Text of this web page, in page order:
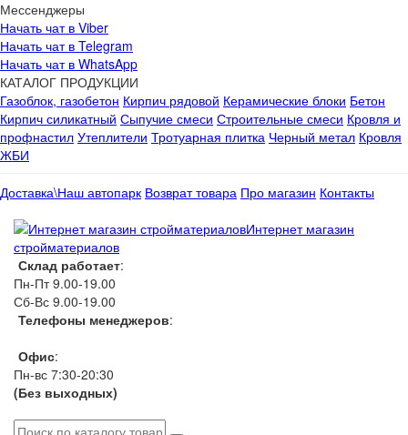
Мессенджеры
Начать чат в Viber
Начать чат в Telegram
Начать чат в WhatsApp
КАТАЛОГ ПРОДУКЦИИ
Газоблок, газобетон Кирпич рядовой Керамические блоки Бетон
Кирпич силикатный Сыпучие смеси Строительные смеси Кровля и
профнастил Утеплители Тротуарная плитка Черный метал Кровля
ЖБИ
Доставка\Наш автопарк Возврат товара Про магазин Контакты
Интернет магазин
стройматериалов
Склад работает:
Пн-Пт 9.00-19.00
Сб-Вс 9.00-19.00
Телефоны менеджеров:
Офис:
Пн-вс 7:30-20:30
(Без выходных)